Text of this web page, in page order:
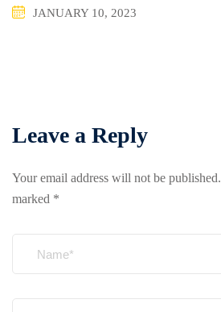
JANUARY 10, 2023
Leave a Reply
Your email address will not be published.
marked *